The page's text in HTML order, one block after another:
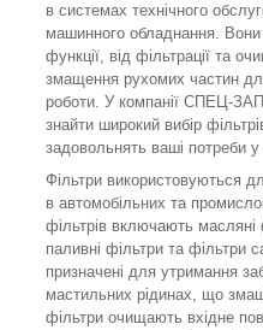
в системах технічного
машинного обладнання. Вони
функції, від фільтрації та
змащення рухомих частин
роботи. У компанії СПЕЦ-
знайти широкий вибір
задовольнять ваші потреби у
Фільтри використовуються
в автомобільних та
фільтрів включають масляні
паливні фільтри та фільтри
призначені для утримання
мастильних рідинах, що
фільтри очищають вхідне